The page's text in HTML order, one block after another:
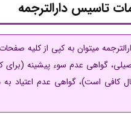
تاسیس دارالترجمه
میتوان به کپی از کلیه
گواهی عدم سوء پیشینه (برای
کافی است)، گواهی عدم اعتیاد به